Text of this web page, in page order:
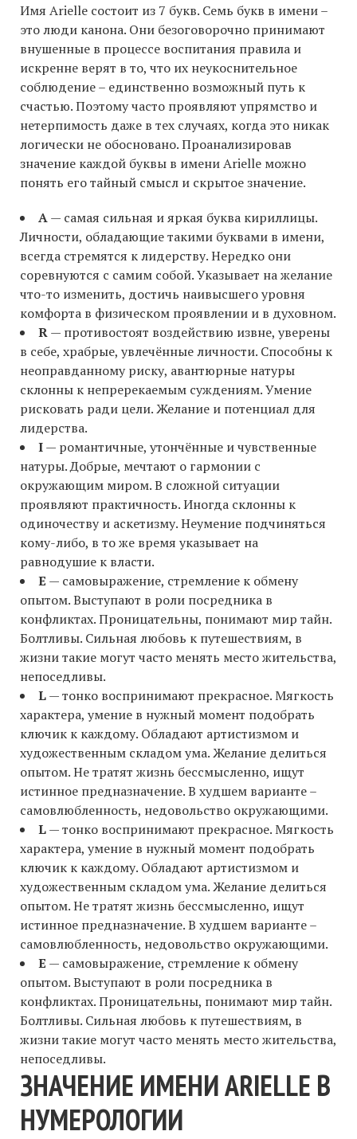
Имя Arielle состоит из 7 букв. Семь букв в имени –
это люди канона. Они безоговорочно принимают
внушенные в процессе воспитания правила и
искренне верят в то, что их неукоснительное
соблюдение – единственно возможный путь к
счастью. Поэтому часто проявляют упрямство и
нетерпимость даже в тех случаях, когда это никак
логически не обосновано. Проанализировав
значение каждой буквы в имени Arielle можно
понять его тайный смысл и скрытое значение.
A— самая сильная и яркая буква кириллицы.
Личности, обладающие такими буквами в имени,
всегда стремятся к лидерству. Нередко они
соревнуются с самим собой. Указывает на желание
что-то изменить, достичь наивысшего уровня
комфорта в физическом проявлении и в духовном.
R— противостоят воздействию извне, уверены
в себе, храбрые, увлечённые личности. Способны к
неоправданному риску, авантюрные натуры
склонны к непререкаемым суждениям. Умение
рисковать ради цели. Желание и потенциал для
лидерства.
I— романтичные, утончённые и чувственные
натуры. Добрые, мечтают о гармонии с
окружающим миром. В сложной ситуации
проявляют практичность. Иногда склонны к
одиночеству и аскетизму. Неумение подчиняться
кому-либо, в то же время указывает на
равнодушие к власти.
E — самовыражение, стремление к обмену
опытом. Выступают в роли посредника в
конфликтах. Проницательны, понимают мир тайн.
Болтливы. Сильная любовь к путешествиям, в
жизни такие могут часто менять место жительства,
непоседливы.
L— тонко воспринимают прекрасное. Мягкость
характера, умение в нужный момент подобрать
ключик к каждому. Обладают артистизмом и
художественным складом ума. Желание делиться
опытом. Не тратят жизнь бессмысленно, ищут
истинное предназначение. В худшем варианте –
самовлюбленность, недовольство окружающими.
L— тонко воспринимают прекрасное. Мягкость
характера, умение в нужный момент подобрать
ключик к каждому. Обладают артистизмом и
художественным складом ума. Желание делиться
опытом. Не тратят жизнь бессмысленно, ищут
истинное предназначение. В худшем варианте –
самовлюбленность, недовольство окружающими.
E — самовыражение, стремление к обмену
опытом. Выступают в роли посредника в
конфликтах. Проницательны, понимают мир тайн.
Болтливы. Сильная любовь к путешествиям, в
жизни такие могут часто менять место жительства,
непоседливы.
ЗНАЧЕНИЕ ИМЕНИ ARIELLE В
НУМЕРОЛОГИИ